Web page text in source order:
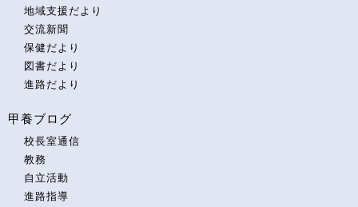
地域支援だより
交流新聞
保健だより
図書だより
進路だより
甲養ブログ
校長室通信
教務
自立活動
進路指導